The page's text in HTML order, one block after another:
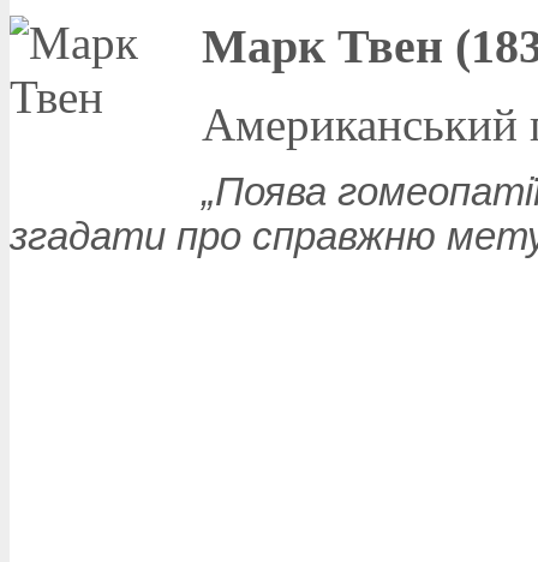
Марк Твен
Американський
„Поява
згадати про справжню мету